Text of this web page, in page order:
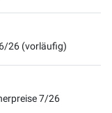
26 (vorläufig)
7/26